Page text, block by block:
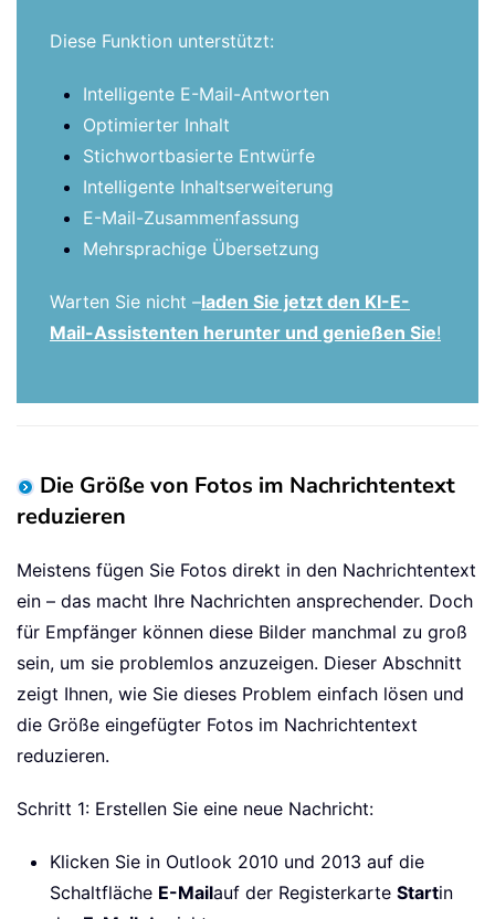
Diese Funktion unterstützt:
Intelligente E-Mail-Antworten
Optimierter Inhalt
Stichwortbasierte Entwürfe
Intelligente Inhaltserweiterung
E-Mail-Zusammenfassung
Mehrsprachige Übersetzung
Warten Sie nicht –laden Sie jetzt den KI-E-
Mail-Assistenten herunter und genießen Sie!
Die Größe von Fotos im Nachrichtentext
reduzieren
Meistens fügen Sie Fotos direkt in den Nachrichtentext
ein – das macht Ihre Nachrichten ansprechender. Doch
für Empfänger können diese Bilder manchmal zu groß
sein, um sie problemlos anzuzeigen. Dieser Abschnitt
zeigt Ihnen, wie Sie dieses Problem einfach lösen und
die Größe eingefügter Fotos im Nachrichtentext
reduzieren.
Schritt 1: Erstellen Sie eine neue Nachricht:
Klicken Sie in Outlook 2010 und 2013 auf die
Schaltfläche E-Mailauf der Registerkarte Startin